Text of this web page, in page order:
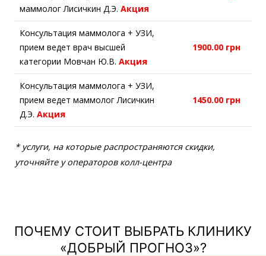
маммолог Лисичкин Д.Э. Акция
Консультация маммолога + УЗИ,
прием ведет врач высшей
категории Мовчан Ю.В. Акция
1900.00 грн
Консультация маммолога + УЗИ,
прием ведет маммолог Лисичкин
Д.Э. Акция
1450.00 грн
* услуги, на которые распространяются скидки,
уточняйте у операторов колл-центра
ПОЧЕМУ СТОИТ ВЫБРАТЬ КЛИНИКУ
«ДОБРЫЙ ПРОГНОЗ»?